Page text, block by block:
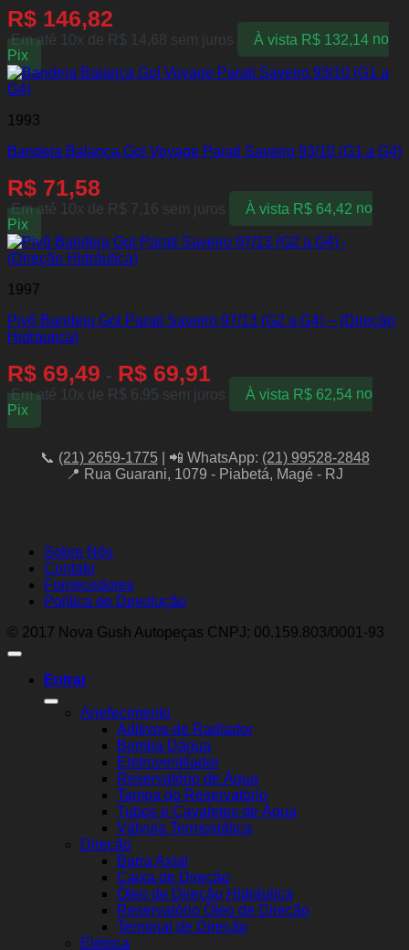
R$ 146,82
Em até 10x de R$ 14,68 sem juros À vista R$132,14 no
Pix
1993
Bandeja Balança Gol Voyage Parati Saveiro 93/10 (G1 a G4)
R$ 71,58
Em até 10x de R$ 7,16 sem juros À vista R$64,42 no
Pix
1997
Pivô Bandeja Gol Parati Saveiro 97/13 (G2 a G4) – (Direção
Hidráulica)
R$ 69,49 - R$ 69,91
Em até 10x de R$ 6,95 sem juros À vista R$62,54 no
Pix
📞 (21) 2659-1775| 📲 WhatsApp: (21) 99528-2848
📍 Rua Guarani, 1079 - Piabetá, Magé - RJ
Sobre Nós
Contato
Fornecedores
Política de Devolução
© 2017 Nova Gush Autopeças CNPJ: 00.159.803/0001-93
Entrar
Arrefecimento
Aditivos de Radiador
Bomba Dágua
Eletroventilador
Reservatório de Água
Tampa do Reservatório
Tubos e Cavaletes de Água
Válvula Termostática
Direção
Barra Axial
Caixa de Direção
Óleo de Direção Hidráulica
Reservatório Óleo de Direção
Terminal de Direção
Elétrica